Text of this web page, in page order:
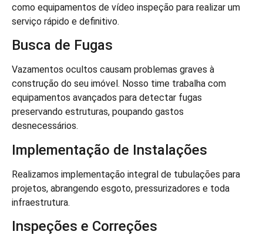
como equipamentos de vídeo inspeção para realizar um
serviço rápido e definitivo.
Busca de Fugas
Vazamentos ocultos causam problemas graves à
construção do seu imóvel. Nosso time trabalha com
equipamentos avançados para detectar fugas
preservando estruturas, poupando gastos
desnecessários.
Implementação de Instalações
Realizamos implementação integral de tubulações para
projetos, abrangendo esgoto, pressurizadores e toda
infraestrutura.
Inspeções e Correções